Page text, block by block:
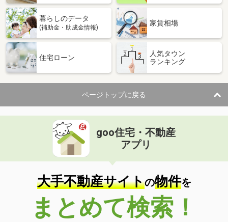
暮らしのデータ
(補助金・助成金情報)
家賃相場
住宅ローン
人気タウン
ランキング
ページトップに戻る
goo住宅・不動産
アプリ
大手不動産サイトの物件を
まとめて検索！